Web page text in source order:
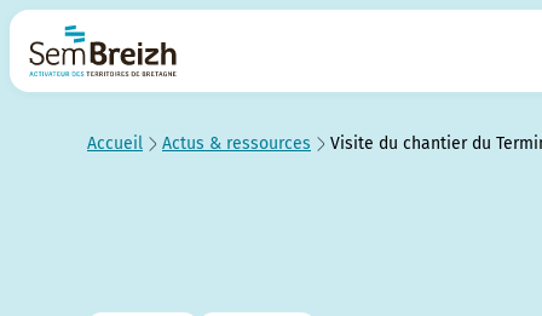
Accueil Actus & ressources Visite du chantier du